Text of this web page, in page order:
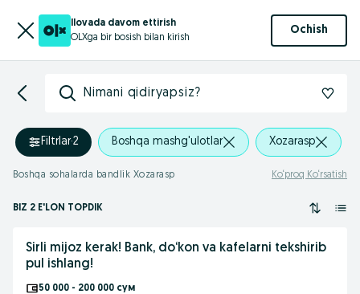
Ilovada davom ettirish
OLXga bir bosish bilan kirish
Ochish
Nimani qidiryapsiz?
Filtrlar·2 Boshqa mashg'ulotlar Xozarasp
Boshqa sohalarda bandlik Xozarasp Ko‘proq Ko‘rsatish
BIZ 2 E'LON TOPDIK
Sirli mijoz kerak! Bank, do‘kon va kafelarni tekshirib
pul ishlang!
50 000 - 200 000 сум